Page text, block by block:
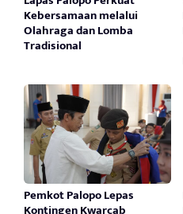
Kebersamaan melalui
Olahraga dan Lomba
Tradisional
Pemkot Palopo Lepas